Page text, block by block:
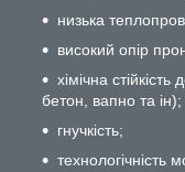
низька
високий опір
хімічна
бетон, вапно та ін);
гнучкість;
технологічність